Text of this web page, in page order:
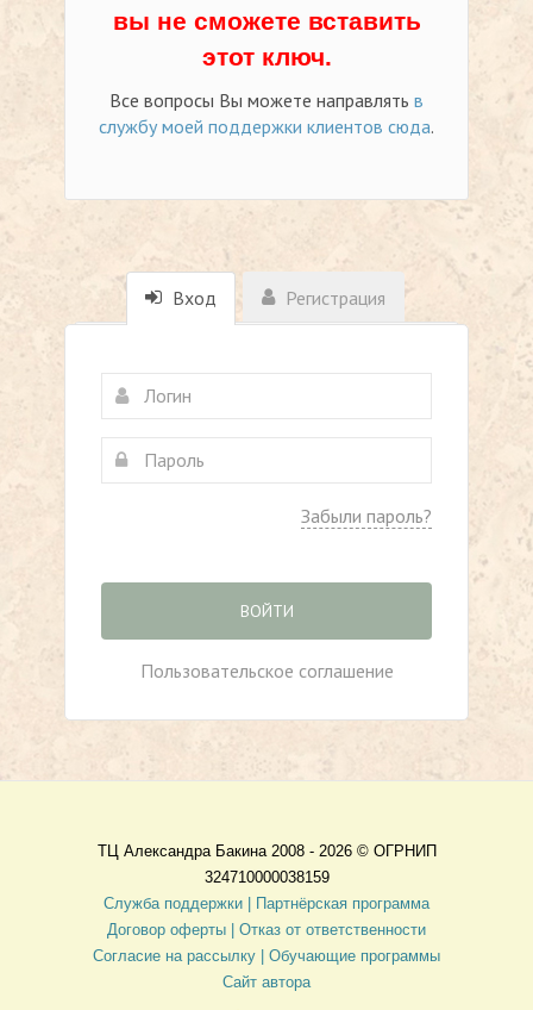
вы не сможете вставить
этот ключ.
Все вопросы Вы можете направлять в
службу моей поддержки клиентов сюда.
Вход Регистрация
Забыли пароль?
ВОЙТИ
Пользовательское соглашение
ТЦ Александра Бакина 2008 - 2026 © ОГРНИП
324710000038159
Служба поддержки |
Партнёрская программа
Договор оферты
| Отказ от ответственности
Согласие на рассылку | Обучающие программы
Сайт автора